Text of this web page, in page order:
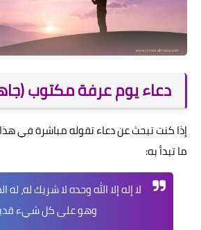
دعاء يوم عرفة مكتوب
إذا كنت تبحث عن دعاء تقوله مباشرة في
ما تبدأ به:
لا إله إلا الله وحده لا شريك له،
وهو على كل شيء